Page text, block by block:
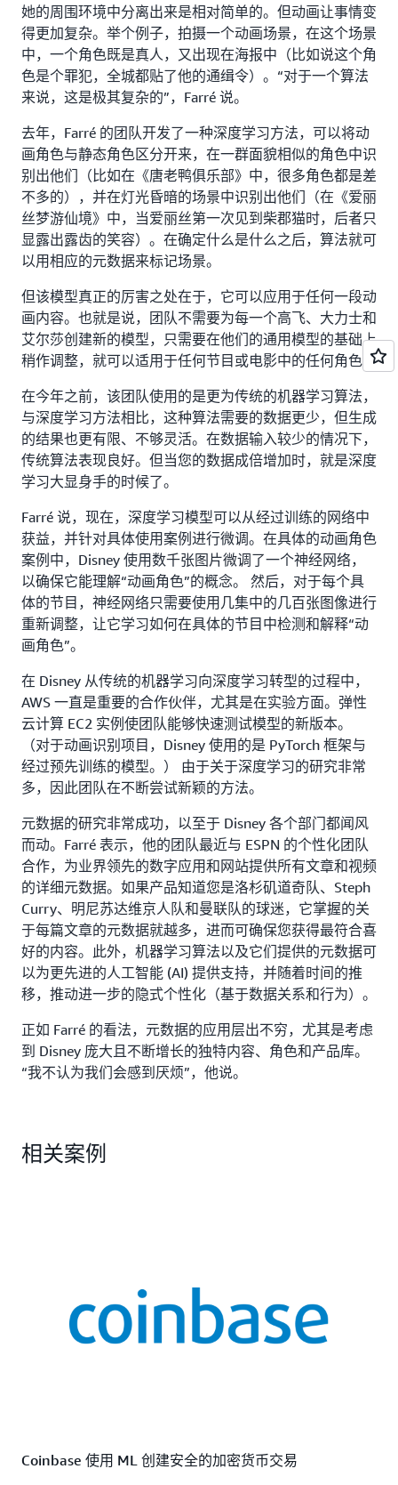
她的周围环境中分离出来是相对简单的。但动画让事情变
得更加复杂。举个例子，拍摄一个动画场景，在这个场景
中，一个角色既是真人，又出现在海报中（比如说这个角
色是个罪犯，全城都贴了他的通缉令）。“对于一个算法
来说，这是极其复杂的”，Farré 说。
去年，Farré 的团队开发了一种深度学习方法，可以将动
画角色与静态角色区分开来，在一群面貌相似的角色中识
别出他们（比如在《唐老鸭俱乐部》中，很多角色都是差
不多的），并在灯光昏暗的场景中识别出他们（在《爱丽
丝梦游仙境》中，当爱丽丝第一次见到柴郡猫时，后者只
显露出露齿的笑容）。在确定什么是什么之后，算法就可
以用相应的元数据来标记场景。
但该模型真正的厉害之处在于，它可以应用于任何一段动
画内容。也就是说，团队不需要为每一个高飞、大力士和
艾尔莎创建新的模型，只需要在他们的通用模型的基础上
稍作调整，就可以适用于任何节目或电影中的任何角色。
在今年之前，该团队使用的是更为传统的机器学习算法，
与深度学习方法相比，这种算法需要的数据更少，但生成
的结果也更有限、不够灵活。在数据输入较少的情况下，
传统算法表现良好。但当您的数据成倍增加时，就是深度
学习大显身手的时候了。
Farré 说，现在，深度学习模型可以从经过训练的网络中
获益，并针对具体使用案例进行微调。在具体的动画角色
案例中，Disney 使用数千张图片微调了一个神经网络，
以确保它能理解“动画角色”的概念。 然后，对于每个具
体的节目，神经网络只需要使用几集中的几百张图像进行
重新调整，让它学习如何在具体的节目中检测和解释“动
画角色”。
在 Disney 从传统的机器学习向深度学习转型的过程中，
AWS 一直是重要的合作伙伴，尤其是在实验方面。弹性
云计算 EC2 实例使团队能够快速测试模型的新版本。
（对于动画识别项目，Disney 使用的是 PyTorch 框架与
经过预先训练的模型。） 由于关于深度学习的研究非常
多，因此团队在不断尝试新颖的方法。
元数据的研究非常成功，以至于 Disney 各个部门都闻风
而动。Farré 表示，他的团队最近与 ESPN 的个性化团队
合作，为业界领先的数字应用和网站提供所有文章和视频
的详细元数据。如果产品知道您是洛杉矶道奇队、Steph
Curry、明尼苏达维京人队和曼联队的球迷，它掌握的关
于每篇文章的元数据就越多，进而可确保您获得最符合喜
好的内容。此外，机器学习算法以及它们提供的元数据可
以为更先进的人工智能 (AI) 提供支持，并随着时间的推
移，推动进一步的隐式个性化（基于数据关系和行为）。
正如 Farré 的看法，元数据的应用层出不穷，尤其是考虑
到 Disney 庞大且不断增长的独特内容、角色和产品库。
“我不认为我们会感到厌烦”，他说。
相关案例
Coinbase 使用 ML 创建安全的加密货币交易